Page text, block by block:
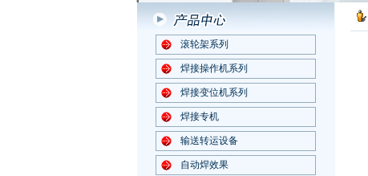
滚轮架系列
焊接操作机系列
焊接变位机系列
焊接专机
输送转运设备
自动焊效果